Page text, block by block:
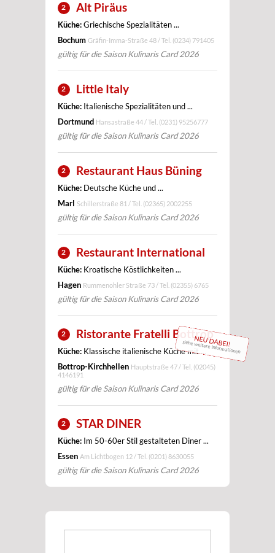
2 Alt Piräus
Küche:Griechische Spezialitäten ...
Bochum Gräfin-Imma-Straße 48 / Tel. (0234) 791405
gültig für die Saison Kulinaris Card 2026
2 Little Italy
Küche: Italienische Spezialitäten und ...
Dortmund Hansastraße 44 / Tel. (0231) 95256777
gültig für die Saison Kulinaris Card 2026
2 Restaurant Haus Büning
Küche: Deutsche Küche und ...
Marl Schillerstraße 81 / Tel. (02365) 2002255
gültig für die Saison Kulinaris Card 2026
2 Restaurant International
Küche: Kroatische Köstlichkeiten ...
Hagen Rummenohler Straße 73 / Tel. (02355) 6765
gültig für die Saison Kulinaris Card 2026
NEU DABEI!
siehe weitere Informationen
2 Ristorante Fratelli Bottrop
Küche: Klassische italienische Küche mit ...
Bottrop-Kirchhellen Hauptstraße 47 / Tel. (02045)
4146191
gültig für die Saison Kulinaris Card 2026
2 STAR DINER
Küche: Im 50-60er Stil gestalteten Diner ...
Essen Am Lichtbogen 12 / Tel. (0201) 8630055
gültig für die Saison Kulinaris Card 2026